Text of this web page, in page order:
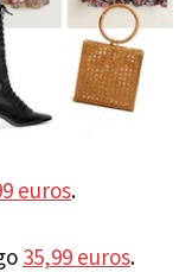
euros.
35,99 euros.